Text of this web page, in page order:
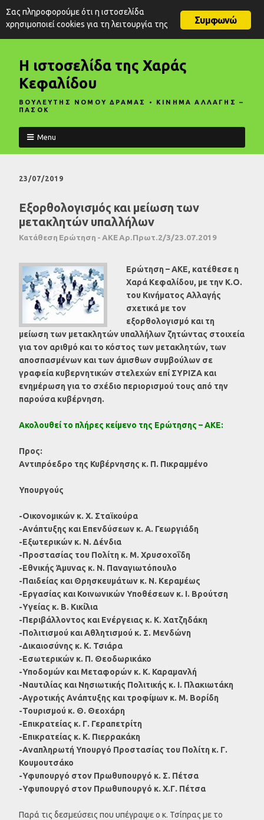
Η ιστοσελίδα της Χαράς
Κεφαλίδου
ΒΟΥΛΕΥΤΗΣ ΝΟΜΟΥ ΔΡΑΜΑΣ • ΚΙΝΗΜΑ ΑΛΛΑΓΗΣ –
ΠΑΣΟΚ
Menu
23/07/2019
Εξορθολογισμός και μείωση των
μετακλητών υπαλλήλων
Κατάθεση Ερώτηση - ΑΚΕ Αρ.Πρωτ.2/3/23.07.2019
Ερώτηση – ΑΚΕ, κατέθεσε η
Χαρά Κεφαλίδου, με την Κ.Ο.
του Κινήματος Αλλαγής
σχετικά με τον
εξορθολογισμό και τη
μείωση των μετακλητών υπαλλήλων ζητώντας στοιχεία
για τον αριθμό και το κόστος των μετακλητών, των
αποσπασμένων και των άμισθων συμβούλων σε
γραφεία κυβερνητικών στελεχών επί ΣΥΡΙΖΑ και
ενημέρωση για το σχέδιο περιορισμού τους από την
παρούσα κυβέρνηση.
Ακολουθεί το πλήρες κείμενο της Ερώτησης – ΑΚΕ:
Προς:
Αντιπρόεδρο της Κυβέρνησης κ. Π. Πικραμμένο
Υπουργούς
-Οικονομικών κ. Χ. Σταϊκούρα
-Ανάπτυξης και Επενδύσεων κ. Α. Γεωργιάδη
-Εξωτερικών κ. Ν. Δένδια
-Προστασίας του Πολίτη κ. Μ. Χρυσοχοΐδη
-Εθνικής Άμυνας κ. Ν. Παναγιωτόπουλο
-Παιδείας και Θρησκευμάτων κ. Ν. Κεραμέως
-Εργασίας και Κοινωνικών Υποθέσεων κ. Ι. Βρούτση
-Υγείας κ. Β. Κικίλια
-Περιβάλλοντος και Ενέργειας κ. Κ. Χατζηδάκη
-Πολιτισμού και Αθλητισμού κ. Σ. Μενδώνη
-Δικαιοσύνης κ. Κ. Τσιάρα
-Εσωτερικών κ. Π. Θεοδωρικάκο
-Υποδομών και Μεταφορών κ. Κ. Καραμανλή
-Ναυτιλίας και Νησιωτικής Πολιτικής κ. Ι. Πλακιωτάκη
-Αγροτικής Ανάπτυξης και τροφίμων κ. Μ. Βορίδη
-Τουρισμού κ. Θ. Θεοχάρη
-Επικρατείας κ. Γ. Γεραπετρίτη
-Επικρατείας κ. Κ. Πιερρακάκη
-Αναπληρωτή Υπουργό Προστασίας του Πολίτη κ. Γ.
Κουμουτσάκο
-Υφυπουργό στον Πρωθυπουργό κ. Σ. Πέτσα
-Υφυπουργό στον Πρωθυπουργό κ. Χ.Γ. Πέτσα
Παρά τις δεσμεύσεις που υπέγραψε ο κ. Τσίπρας με το
Συμφωνώ
Σας πληροφορούμε ότι η ιστοσελίδα
χρησιμοποιεί cookies για τη λειτουργία της